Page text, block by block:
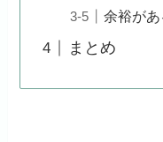
余裕が
まとめ